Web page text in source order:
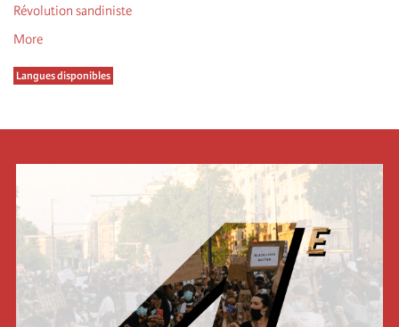
Révolution sandiniste
More
Langues disponibles